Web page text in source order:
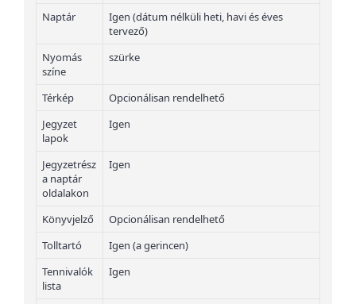
Naptár
Igen (dátum nélküli heti, havi és éves
tervező)
Nyomás
színe
szürke
Térkép
Opcionálisan rendelhető
Jegyzet
lapok
Igen
Jegyzetrész
a naptár
oldalakon
Igen
Könyvjelző
Opcionálisan rendelhető
Tolltartó
Igen (a gerincen)
Tennivalók
lista
Igen